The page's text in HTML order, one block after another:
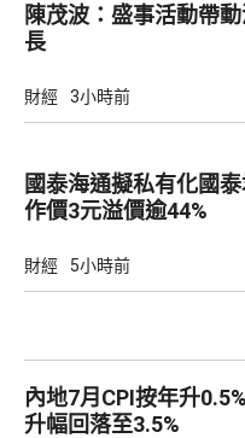
陳茂波：盛事活動帶
長
財經 3小時前
國泰海通擬私有化國
作價3元溢價逾44%
財經 5小時前
內地7月CPI按年升
升幅回落至3.5%